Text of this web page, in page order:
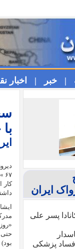
| خبر |
۶۷
کار
ایران
پسر علی
فساد پزشکی